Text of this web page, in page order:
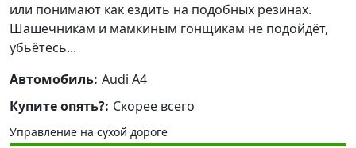
или понимают как ездить на подобных резинах.
Шашечникам и мамкиным гонщикам не подойдёт,
убьётесь...
Автомобиль: Audi A4
Купите опять?: Скорее всего
Управление на сухой дороге